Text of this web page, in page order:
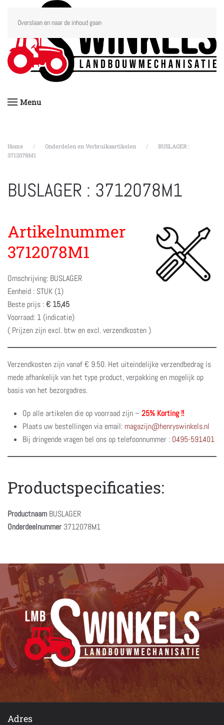
Overslaan en naar de inhoud gaan
Menu
Home Onderdelen en Verbruiksartikelen
BUSLAGER :
3712078M1
BUSLAGER : 3712078M1
Artikelnummer
3712078M1
Omschrijving: BUSLAGER
Eenheid : STUK (1)
Beste prijs :€ 15,45
Voorraad: 1 (indicatie)
( Prijzen zijn excl. btw en excl. verzendkosten )
Verzendkosten zijn vanaf € 9.50. Het uiteindelijke verzendbedrag is
mede afhankelijk van het type product, verpakking en mogelijk op
basis van het bezorgadres.
Op alle artikelen die op voorraad zijn – 25% Korting !!
Plaats uw bestellingen via email: magazijn@henryswinkels.nl
Bij dringende vragen bel ons op telefoonnummer : 0495-591401
Productspecificaties:
Productnaam BUSLAGER
Onderdeelnummer 3712078M1
Adres